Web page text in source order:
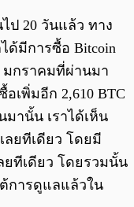
ป 20 วันแล้ว ทาง
ได้มีการซื้อ Bitcoin
มกราคมที่ผ่านมา
เพิ่มอีก 2,610 BTC
านั้น เราได้เห็น
ลยทีเดียว โดยมี
ยทีเดียว โดยรวมนั้น
การดูแลแล้วใน